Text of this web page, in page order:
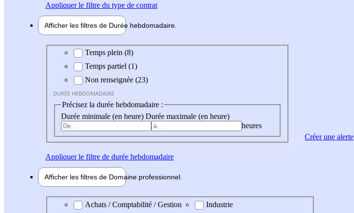
Appliquerle filtre du type de contrat
Afficher les filtres de Durée hebdomadaire
Durée hebdomadaire
Temps plein (8)
Temps partiel (1)
Non renseignée (23)
DURÉE HEBDOMADAIRE
Précisez la durée hebdomadaire :
Durée minimale (en heure) Durée maximale (en heure)
heures
Appliquerle filtre de durée hebdomadaire
Afficher les filtres de Domaine professionnel
Domaine professionel
Achats / Comptabilité / Gestion
Industrie
Créer une alerte